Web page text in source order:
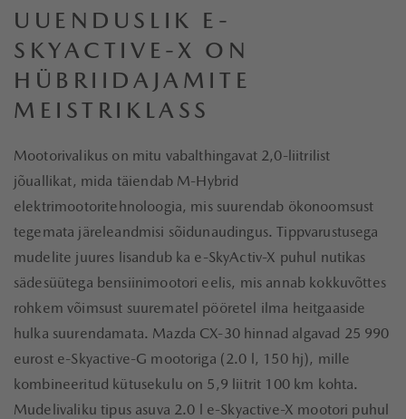
UUENDUSLIK E-
SKYACTIVE-X ON
HÜBRIIDAJAMITE
MEISTRIKLASS
Mootorivalikus on mitu vabalthingavat 2,0-liitrilist
jõuallikat, mida täiendab M-Hybrid
elektrimootoritehnoloogia, mis suurendab ökonoomsust
tegemata järeleandmisi sõidunaudingus. Tippvarustusega
mudelite juures lisandub ka e-SkyActiv-X puhul nutikas
sädesüütega bensiinimootori eelis, mis annab kokkuvõttes
rohkem võimsust suurematel pööretel ilma heitgaaside
hulka suurendamata. Mazda CX-30 hinnad algavad 25 990
eurost e-Skyactive-G mootoriga (2.0 l, 150 hj), mille
kombineeritud kütusekulu on 5,9 liitrit 100 km kohta.
Mudelivaliku tipus asuva 2.0 l e-Skyactive-X mootori puhul